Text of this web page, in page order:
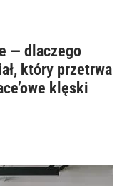
— dlaczego
który przetrwa
klęski